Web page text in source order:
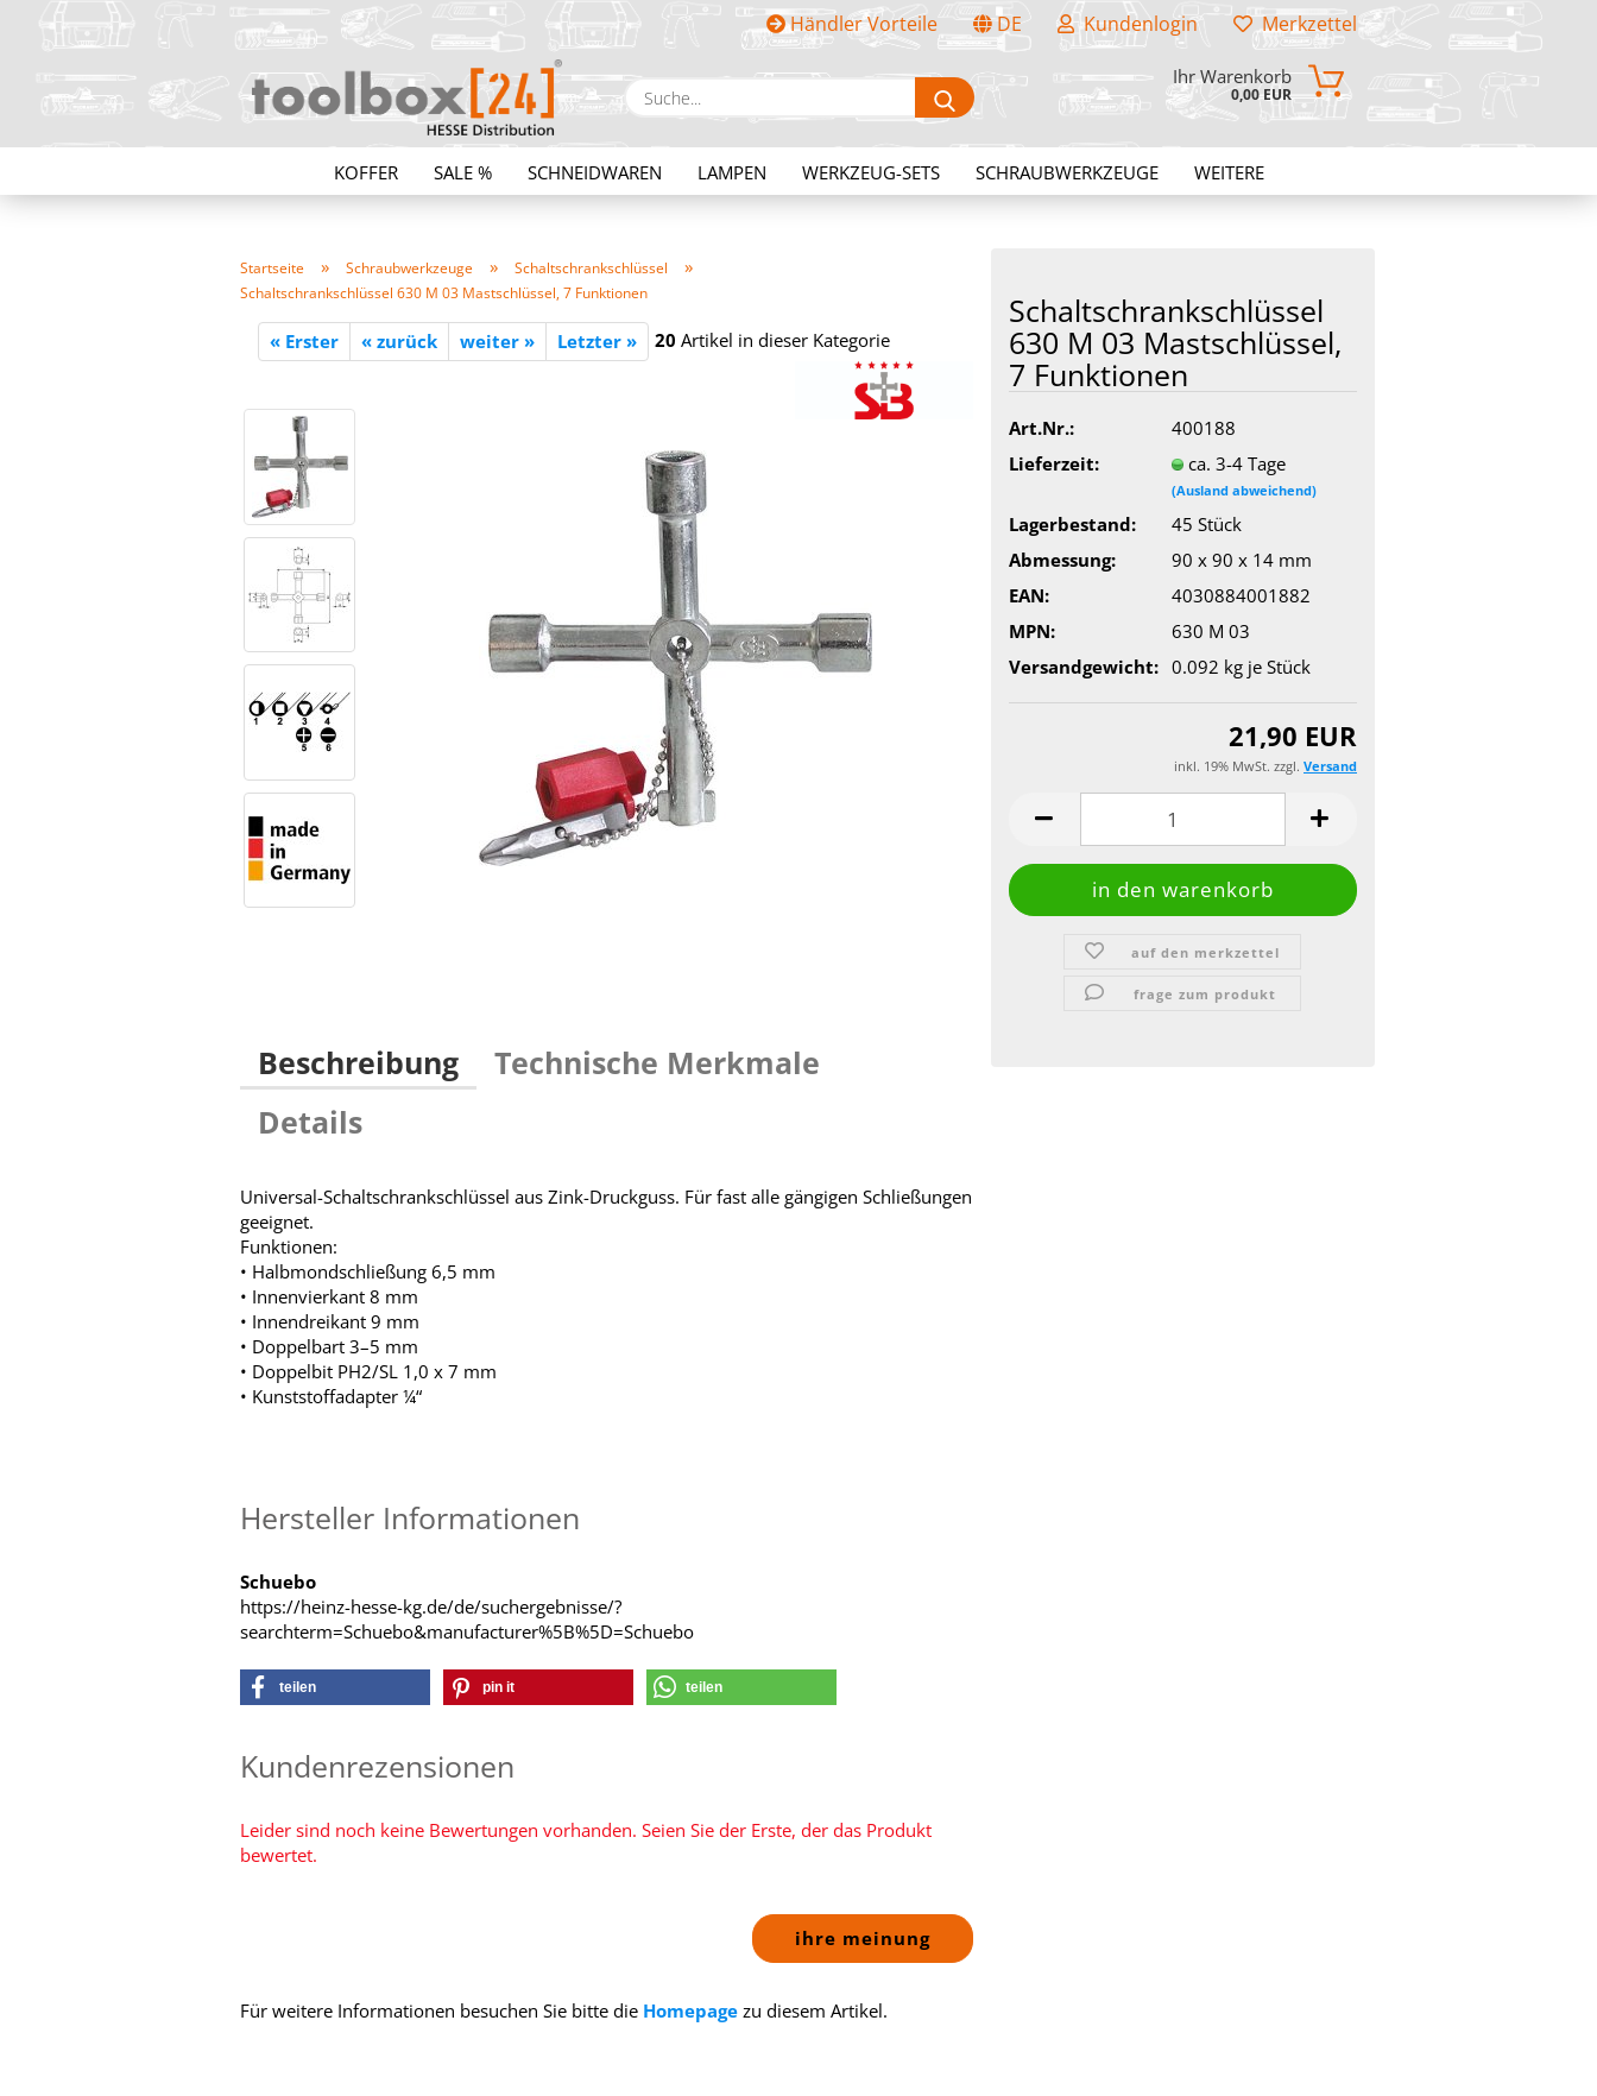
Händler Vorteile DE
Sprache auswählen
Kundenlogin
E-Mail
Konto erstellen
Passwort vergessen?
Merkzettel
Suche... Ihr Warenkorb
0,00 EUR
KOFFER SALE % SCHNEIDWAREN LAMPEN WERKZEUG-SETS SCHRAUBWERKZEUGE WEITERE
Startseite » Schraubwerkzeuge » Schaltschrankschlüssel »
Schaltschrankschlüssel 630 M 03 Mastschlüssel, 7 Funktionen
« Erster « zurück weiter » Letzter » 20 Artikel in dieser Kategorie
Schalt­schrank­schlüs­sel
630 M 03 Mast­schlüs­sel,
7 Funk­tio­nen
Art.Nr.:
400188
Lieferzeit:
ca. 3-4 Tage
(Ausland abweichend)
Lagerbestand: 45 Stück
Abmessung:
90 x 90 x 14 mm
EAN:
4030884001882
MPN:
630 M 03
Versandgewicht: 0.092 kg je Stück
21,90 EUR
inkl. 19% MwSt. zzgl. Versand
auf den merkzettel
frage zum produkt
Beschreibung
Technische Merkmale
Details
Universal-Schaltschrankschlüssel aus Zink-Druckguss. Für fast alle gängigen Schließungen
geeignet.
Funktionen:
• Halbmondschließung 6,5 mm
• Innenvierkant 8 mm
• Innendreikant 9 mm
• Doppelbart 3–5 mm
• Doppelbit PH2/SL 1,0 x 7 mm
• Kunststoffadapter ¼“
Hersteller Informationen
Schuebo
https://heinz-hesse-kg.de/de/suchergebnisse/?
searchterm=Schuebo&manufacturer%5B%5D=Schuebo
teilen pin it teilen
Kundenrezensionen
Leider sind noch keine Bewertungen vorhanden. Seien Sie der Erste, der das Produkt
bewertet.
ihre meinung
Für weitere Informationen besuchen Sie bitte die Homepage zu diesem Artikel.